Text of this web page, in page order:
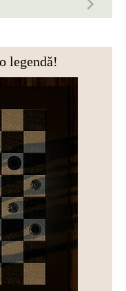
legendă!